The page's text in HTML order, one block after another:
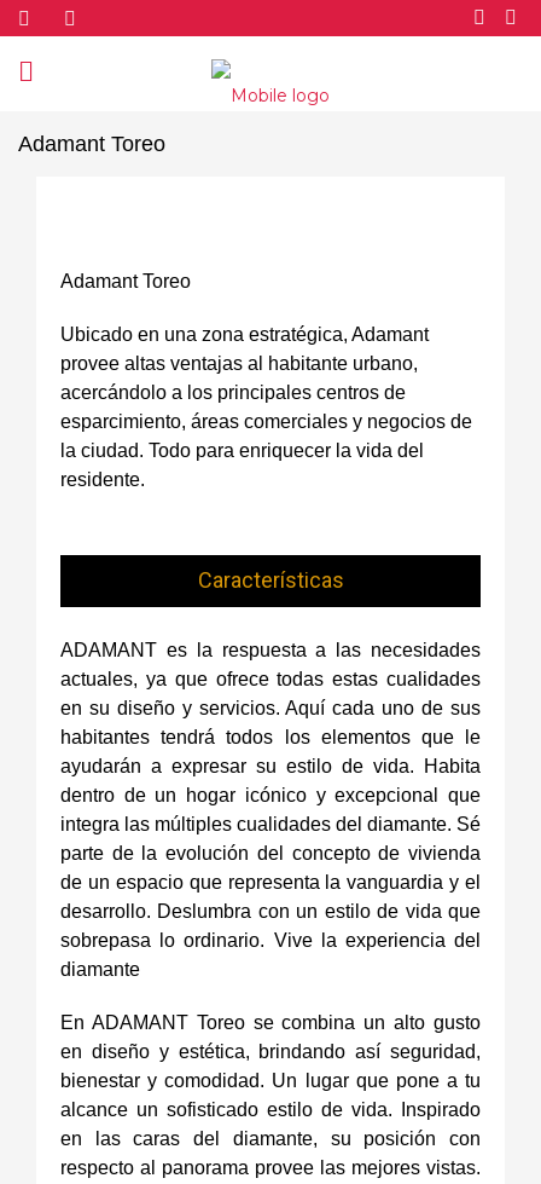
Adamant Toreo
Adamant Toreo
Ubicado en una zona estratégica, Adamant
provee altas ventajas al habitante urbano,
acercándolo a los principales centros de
esparcimiento, áreas comerciales y negocios de
la ciudad. Todo para enriquecer la vida del
residente.
Características
ADAMANT es la respuesta a las necesidades
actuales, ya que ofrece todas estas cualidades
en su diseño y servicios. Aquí cada uno de sus
habitantes tendrá todos los elementos que le
ayudarán a expresar su estilo de vida. Habita
dentro de un hogar icónico y excepcional que
integra las múltiples cualidades del diamante. Sé
parte de la evolución del concepto de vivienda
de un espacio que representa la vanguardia y el
desarrollo. Deslumbra con un estilo de vida que
sobrepasa lo ordinario. Vive la experiencia del
diamante
En ADAMANT Toreo se combina un alto gusto
en diseño y estética, brindando así seguridad,
bienestar y comodidad. Un lugar que pone a tu
alcance un sofisticado estilo de vida. Inspirado
en las caras del diamante, su posición con
respecto al panorama provee las mejores vistas.